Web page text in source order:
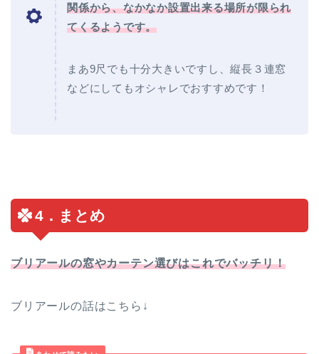
関係から、なかなか設置出来る場所が限られ
てくるようです。
まあ9尺でも十分大きいですし、縦長３連窓
などにしてもオシャレでおすすめです！
4．まとめ
ブリアールの窓やカーテン選びはこれでバッチリ！
ブリアールの話はこちら↓